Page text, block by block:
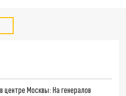
Москвы: На генералов